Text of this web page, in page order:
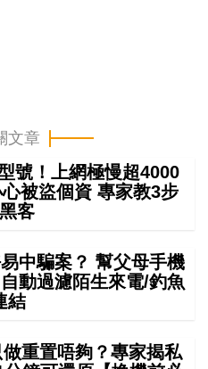
文章
號！上網極慢超4000
被盜個資 專家教3步
客
中騙案？ 幫父母手機
動過濾陌生來電/釣魚
結
重置唔夠？專家揭私